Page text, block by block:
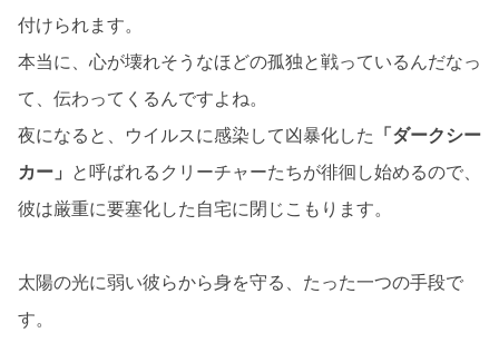
付けられます。
本当に、心が壊れそうなほどの孤独と戦っているんだなっ
て、伝わってくるんですよね。
夜になると、ウイルスに感染して凶暴化した 「ダークシー
カー」 と呼ばれるクリーチャーたちが徘徊し始めるので、
彼は厳重に要塞化した自宅に閉じこもります。
太陽の光に弱い彼らから身を守る、たった一つの手段で
す。